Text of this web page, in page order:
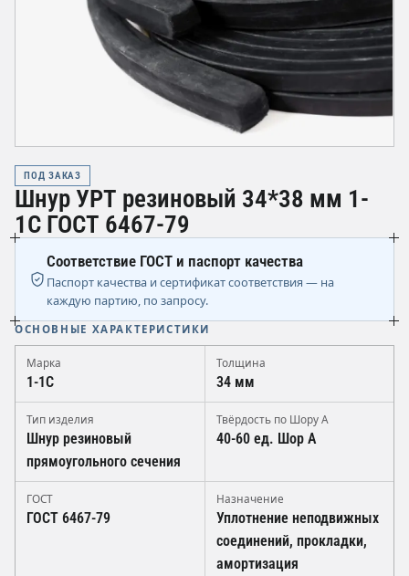
ПОД ЗАКАЗ
Шнур УРТ резиновый 34*38 мм 1-
1С ГОСТ 6467-79
Соответствие ГОСТ и паспорт качества
Паспорт качества и сертификат соответствия — на
каждую партию, по запросу.
ОСНОВНЫЕ ХАРАКТЕРИСТИКИ
Марка
1-1С
Толщина
34 мм
Тип изделия
Шнур резиновый
прямоугольного сечения
Твёрдость по Шору А
40-60 ед. Шор А
ГОСТ
ГОСТ 6467-79
Назначение
Уплотнение неподвижных
соединений, прокладки,
амортизация